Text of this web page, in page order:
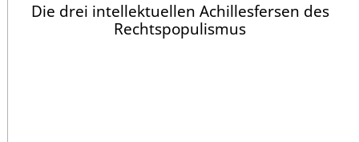
Die drei intellektuellen Achillesfersen des
Rechtspopulismus